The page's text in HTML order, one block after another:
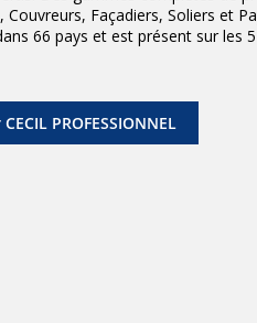
Couvreurs, Façadiers, Soliers et
66 pays et est présent sur les
PROFESSIONNEL